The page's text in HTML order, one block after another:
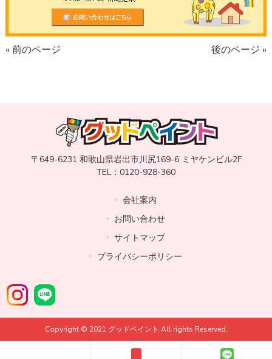
« 前のページ 後のページ »
〒649-6231 和歌山県岩出市川尻169-6 ミヤケンビル2F
TEL：0120-928-360
会社案内
お問い合わせ
サイトマップ
プライバシーポリシー
Copyright © 2021 グッドペイント All rights Reserved.